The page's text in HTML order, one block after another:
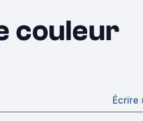
couleur
Écrire